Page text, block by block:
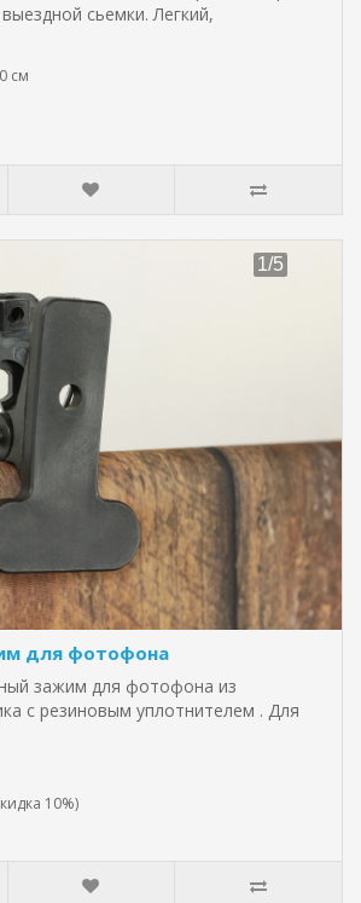
сьемки. Легкий,
см
для фотофона
зажим для фотофона из
с резиновым уплотнителем . Для
10%)